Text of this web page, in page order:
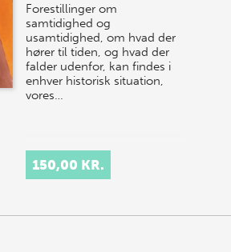
Forestillinger om
samtidighed og
usamtidighed, om hvad der
hører til tiden, og hvad der
falder udenfor, kan findes i
enhver historisk situation,
vores…
150,00 KR.